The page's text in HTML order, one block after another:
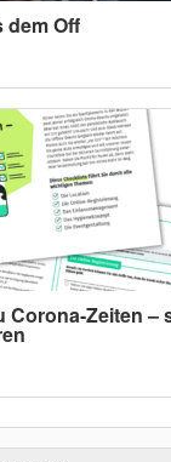
dem Off
Corona-Zeiten –